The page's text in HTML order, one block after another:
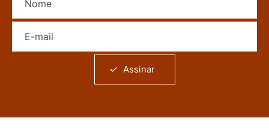
Assinar